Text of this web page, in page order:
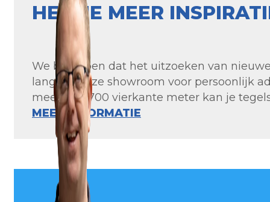
HEB JE MEER
We begrijpen dat het uitzoeken van
langs in onze showroom voor persoonlijk
meer dan 700 vierkante meter kan je
MEER INFORMATIE